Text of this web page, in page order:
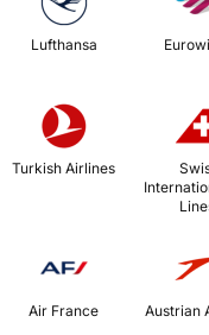
Lufthansa
Turkish Airlines
Air France